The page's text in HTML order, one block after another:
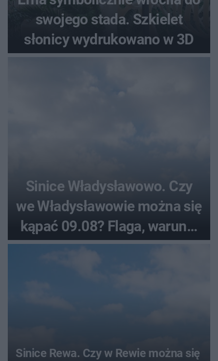
swojego stada. Szkielet
słonicy wydrukowano w 3D
Sinice Władysławowo. Czy
we Władysławowie można się
kąpać 09.08? Flaga, warunki
pogodowe
Sinice Rewa. Czy w Rewie można się